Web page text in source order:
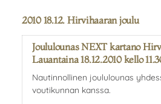
2010 18.12. Hirvihaaran joulu
Joululounas NEXT kartano
Lauantaina 18.12.2010 kello
Nautinnollinen joululounas
voutikunnan kanssa.